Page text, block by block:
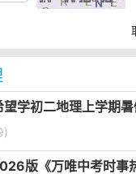
望学初二地理上学期